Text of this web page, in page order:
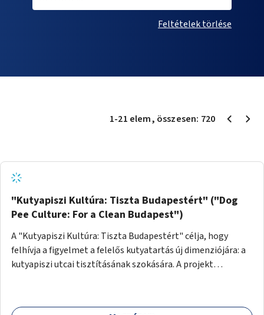
Feltételek törlése
1-21 elem, összesen: 720
"Kutyapiszi Kultúra: Tiszta Budapestért" ("Dog
Pee Culture: For a Clean Budapest")
A "Kutyapiszi Kultúra: Tiszta Budapestért" célja, hogy
felhívja a figyelmet a felelős kutyatartás új dimenziójára: a
kutyapiszi utcai tisztításának szokására. A projekt
palack vízzel öblítsék le azt, ezzel hozzájárulva a tiszta,